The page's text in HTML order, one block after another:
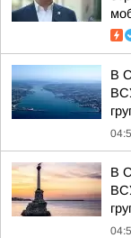
В
В